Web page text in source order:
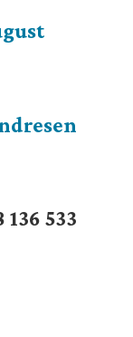
136 533